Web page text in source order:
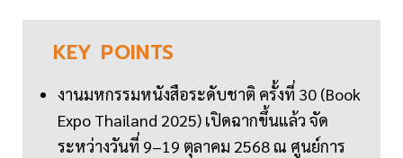
KEY POINTS
งานมหกรรมหนังสือระดับชาติ ครั้งที่ 30 (Book
Expo Thailand 2025) เปิดฉากขึ้นแล้ว จัด
ระหว่างวันที่ 9–19 ตุลาคม 2568 ณ ศูนย์การ